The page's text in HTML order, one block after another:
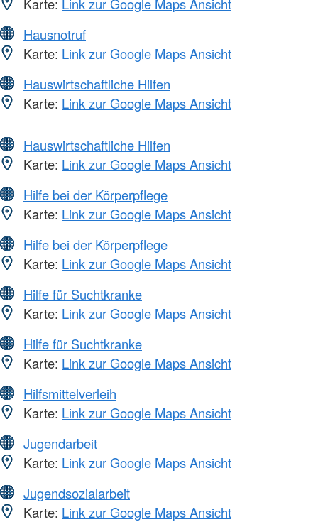
Hausnotruf
Karte: Link zur Google Maps Ansicht
Hauswirtschaftliche Hilfen
Karte: Link zur Google Maps Ansicht
Hauswirtschaftliche Hilfen
Karte: Link zur Google Maps Ansicht
Hilfe bei der Körperpflege
Karte: Link zur Google Maps Ansicht
Hilfe bei der Körperpflege
Karte: Link zur Google Maps Ansicht
Hilfe für Suchtkranke
Karte: Link zur Google Maps Ansicht
Hilfe für Suchtkranke
Karte: Link zur Google Maps Ansicht
Hilfsmittelverleih
Karte: Link zur Google Maps Ansicht
Jugendarbeit
Karte: Link zur Google Maps Ansicht
Jugendsozialarbeit
Karte: Link zur Google Maps Ansicht